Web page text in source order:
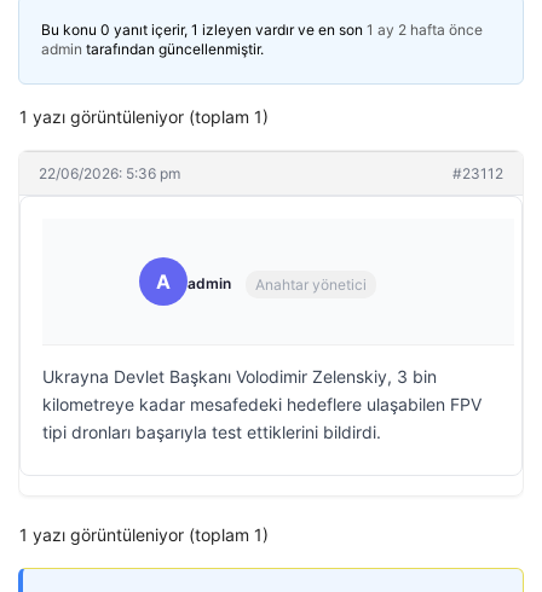
Bu konu 0 yanıt içerir, 1 izleyen vardır ve en son 1 ay 2 hafta önce
admin tarafından güncellenmiştir.
1 yazı görüntüleniyor (toplam 1)
22/06/2026: 5:36 pm #23112
A admin Anahtar yönetici
Ukrayna Devlet Başkanı Volodimir Zelenskiy, 3 bin
kilometreye kadar mesafedeki hedeflere ulaşabilen FPV
tipi dronları başarıyla test ettiklerini bildirdi.
1 yazı görüntüleniyor (toplam 1)